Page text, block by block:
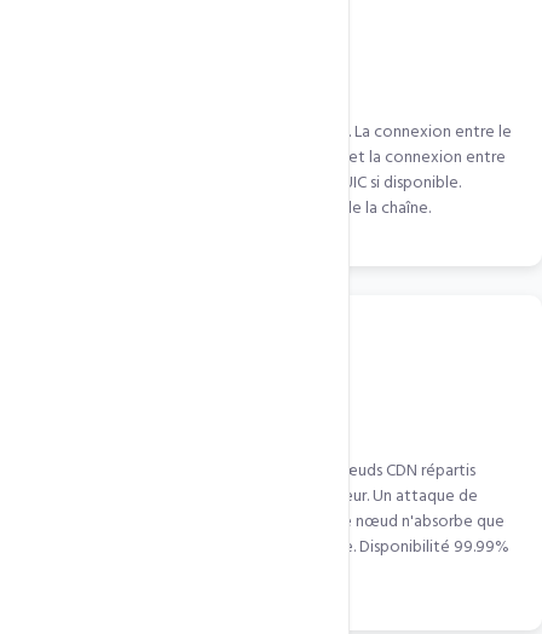
QUIC.cloud utilise HTTP/3 sur tous ses nœuds. La connexion entre le
visiteur et le nœud CDN utilise QUIC (0-RTT), et la connexion entre
le nœud CDN et votre serveur utilise aussi QUIC si disponible.
Double gain de protocole à chaque niveau de la chaîne.
Les attaques DDoS sont absorbées par les nœuds CDN répartis
mondialement avant d'atteindre votre serveur. Un attaque de
100Gbps est répartie sur 50 nœuds — chaque nœud n'absorbe que
2Gbps. Votre serveur ne voit jamais l'attaque. Disponibilité 99.99%